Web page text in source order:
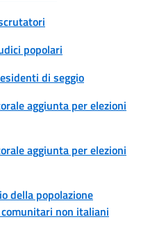
popolari
di seggio
aggiunta per elezioni
aggiunta per elezioni
della popolazione
non italiani